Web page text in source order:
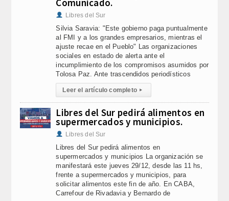
Comunicado.
Libres del Sur
Silvia Saravia: "Este gobierno paga puntualmente
al FMI y a los grandes empresarios, mientras el
ajuste recae en el Pueblo" Las organizaciones
sociales en estado de alerta ante el
incumplimiento de los compromisos asumidos por
Tolosa Paz. Ante trascendidos periodísticos
Leer el artículo completo ▸
Libres del Sur pedirá alimentos en
supermercados y municipios.
Libres del Sur
Libres del Sur pedirá alimentos en
supermercados y municipios La organización se
manifestará este jueves 29/12, desde las 11 hs,
frente a supermercados y municipios, para
solicitar alimentos este fin de año. En CABA,
Carrefour de Rivadavia y Bernardo de